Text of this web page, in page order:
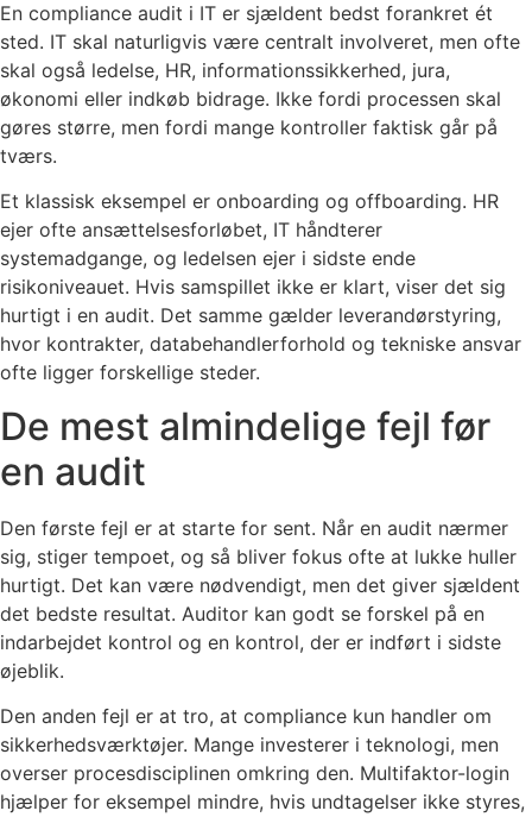
En compliance audit i IT er sjældent bedst forankret ét
sted. IT skal naturligvis være centralt involveret, men ofte
skal også ledelse, HR, informationssikkerhed, jura,
økonomi eller indkøb bidrage. Ikke fordi processen skal
gøres større, men fordi mange kontroller faktisk går på
tværs.
Et klassisk eksempel er onboarding og offboarding. HR
ejer ofte ansættelsesforløbet, IT håndterer
systemadgange, og ledelsen ejer i sidste ende
risikoniveauet. Hvis samspillet ikke er klart, viser det sig
hurtigt i en audit. Det samme gælder leverandørstyring,
hvor kontrakter, databehandlerforhold og tekniske ansvar
ofte ligger forskellige steder.
De mest almindelige fejl før
en audit
Den første fejl er at starte for sent. Når en audit nærmer
sig, stiger tempoet, og så bliver fokus ofte at lukke huller
hurtigt. Det kan være nødvendigt, men det giver sjældent
det bedste resultat. Auditor kan godt se forskel på en
indarbejdet kontrol og en kontrol, der er indført i sidste
øjeblik.
Den anden fejl er at tro, at compliance kun handler om
sikkerhedsværktøjer. Mange investerer i teknologi, men
overser procesdisciplinen omkring den. Multifaktor-login
hjælper for eksempel mindre, hvis undtagelser ikke styres,